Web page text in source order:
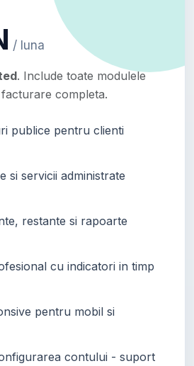
/ luna
. Include toate modulele
completa.
publice pentru clienti
si servicii administrate
restante si rapoarte
cu indicatori in timp
pentru mobil si
contului - suport